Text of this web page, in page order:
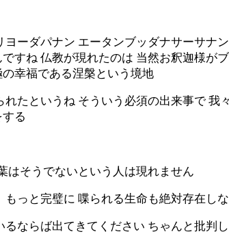
ーダパナン エータンブッダナサーサナ
すね 仏教が現れたのは 当然お釈迦様が
幸福である涅槃という境地
たというね そういう必須の出来事で
る
はそうでないという人は現れません
っと完璧に 喋られる生命も絶対存在し
ならば出てきてください ちゃんと批判